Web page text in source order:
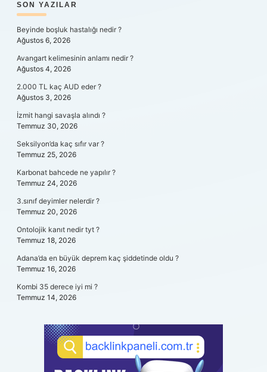
SIDEBAR
SON YAZILAR
Beyinde boşluk hastalığı nedir ?
Ağustos 6, 2026
Avangart kelimesinin anlamı nedir ?
Ağustos 4, 2026
2.000 TL kaç AUD eder ?
Ağustos 3, 2026
İzmit hangi savaşla alındı ?
Temmuz 30, 2026
Seksilyon’da kaç sıfır var ?
Temmuz 25, 2026
Karbonat bahcede ne yapılır ?
Temmuz 24, 2026
3.sınıf deyimler nelerdir ?
Temmuz 20, 2026
Ontolojik kanıt nedir tyt ?
Temmuz 18, 2026
Adana’da en büyük deprem kaç şiddetinde oldu ?
Temmuz 16, 2026
Kombi 35 derece iyi mi ?
Temmuz 14, 2026